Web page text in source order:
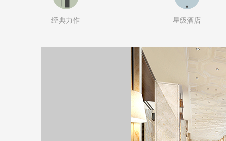
经典力作 星级酒店